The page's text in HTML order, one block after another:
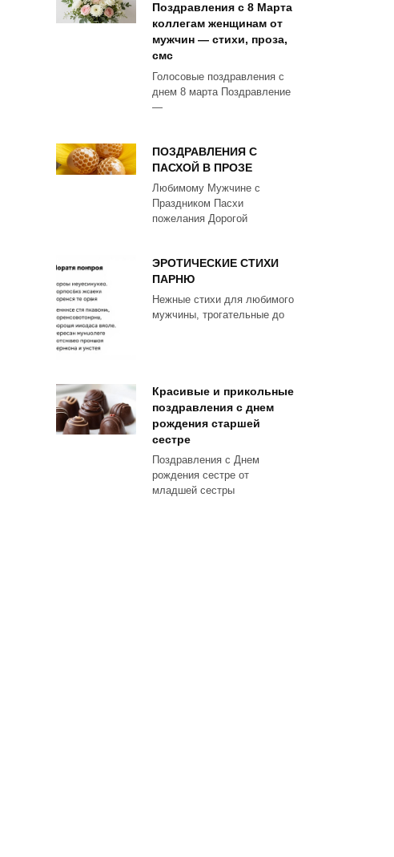
Поздравления с 8 Марта
коллегам женщинам от
мужчин — стихи, проза,
смс
Голосовые поздравления с
днем 8 марта Поздравление
—
ПОЗДРАВЛЕНИЯ С
ПАСХОЙ В ПРОЗЕ
Любимому Мужчине с
Праздником Пасхи
пожелания Дорогой
ЭРОТИЧЕСКИЕ СТИХИ
ПАРНЮ
Нежные стихи для любимого
мужчины, трогательные до
Красивые и прикольные
поздравления с днем
рождения старшей
сестре
Поздравления с Днем
рождения сестре от
младшей сестры